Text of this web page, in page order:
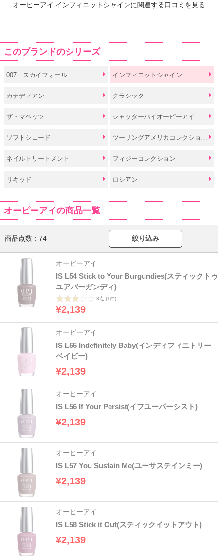
オーピーアイ インフィニットシャインに関連する口コミを見る
このブランドのシリーズ
007 スカイフォール インフィニットシャイン
カナディアン クラシック
ザ・マペッツ シャッターバイオーピーアイ
ソフトシェード
ネイルトリートメント フィジーコレクション
リキッド ロシアン
オーピーアイの商品一覧
商品点数： 74 絞り込み
オーピーアイ
IS L54 Stick to Your Burgundies(スティックトゥ
ユアバーガンディ)
3点 (1件)
¥2,139
オーピーアイ
IS L55 Indefinitely Baby(インディフィニトリー
ベイビー)
¥2,139
オーピーアイ
IS L56 If Your Persist(イフユーパーシスト)
¥2,139
オーピーアイ
IS L57 You Sustain Me(ユーサステインミー)
¥2,139
オーピーアイ
IS L58 Stick it Out(スティックイットアウト)
¥2,139